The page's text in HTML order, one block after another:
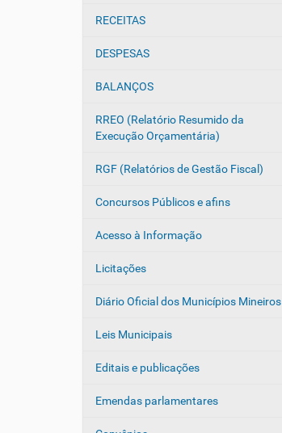
g
ç
ã
RECEITAS
DESPESAS
BALANÇOS
RREO (Relatório Resumido da
Execução Orçamentária)
RGF (Relatórios de Gestão Fiscal)
Concursos Públicos e afins
Acesso à Informação
Licitações
Diário Oficial dos Municípios Mineiros
Leis Municipais
Editais e publicações
Emendas parlamentares